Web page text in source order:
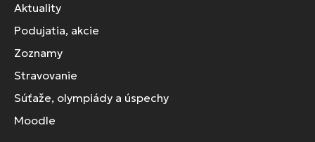
Aktuality
Podujatia, akcie
Zoznamy
Stravovanie
Súťaže, olympiády a úspechy
Moodle